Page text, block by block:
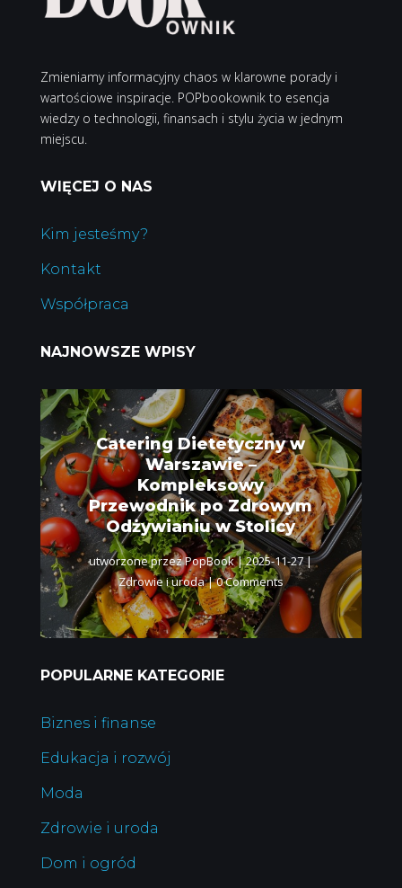
Zmieniamy informacyjny chaos w klarowne porady i
wartościowe inspiracje. POPbookownik to esencja
wiedzy o technologii, finansach i stylu życia w jednym
miejscu.
WIĘCEJ O NAS
Kim jesteśmy?
Kontakt
Współpraca
NAJNOWSZE WPISY
Catering Dietetyczny w
Warszawie –
Kompleksowy
Przewodnik po Zdrowym
Odżywianiu w Stolicy
utworzone przezPopBook|2025-11-27|
Zdrowie i uroda| 0 Comments
POPULARNE KATEGORIE
Biznes i finanse
Edukacja i rozwój
Moda
Zdrowie i uroda
Dom i ogród